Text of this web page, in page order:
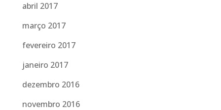
abril 2017
março 2017
fevereiro 2017
janeiro 2017
dezembro 2016
novembro 2016